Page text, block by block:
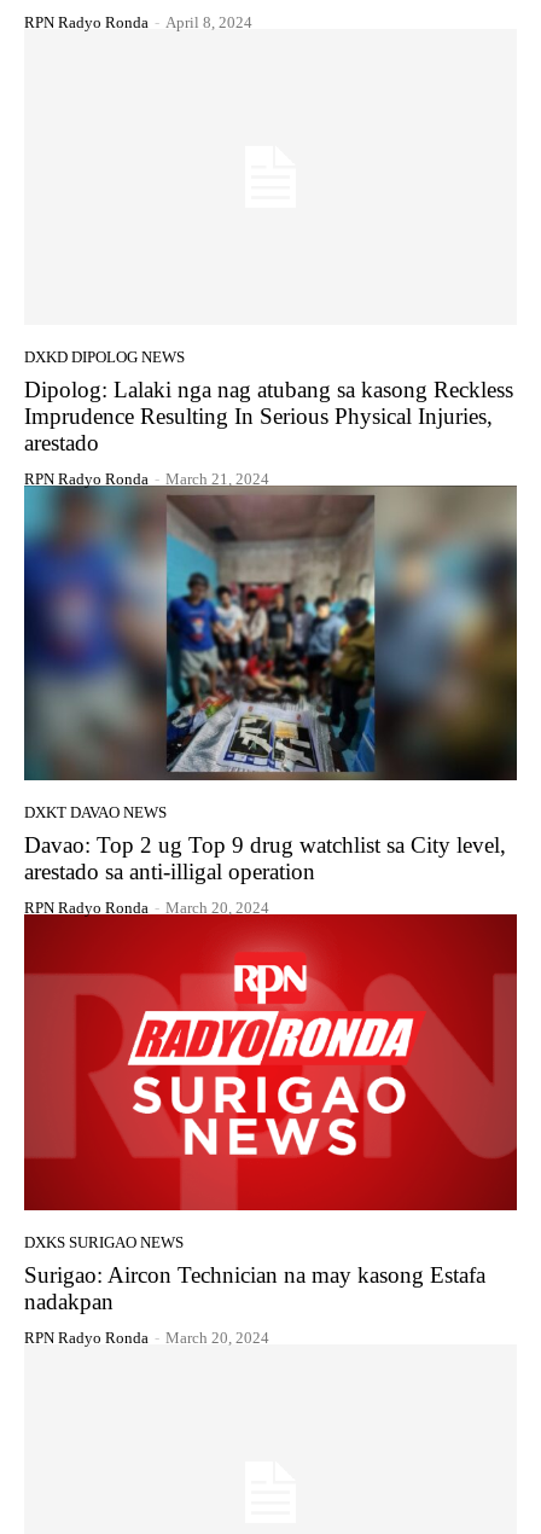
RPN Radyo Ronda - April 8, 2024
DXKD DIPOLOG NEWS
Dipolog: Lalaki nga nag atubang sa kasong Reckless
Imprudence Resulting In Serious Physical Injuries,
arestado
RPN Radyo Ronda - March 21, 2024
DXKT DAVAO NEWS
Davao: Top 2 ug Top 9 drug watchlist sa City level,
arestado sa anti-illigal operation
RPN Radyo Ronda - March 20, 2024
DXKS SURIGAO NEWS
Surigao: Aircon Technician na may kasong Estafa
nadakpan
RPN Radyo Ronda - March 20, 2024